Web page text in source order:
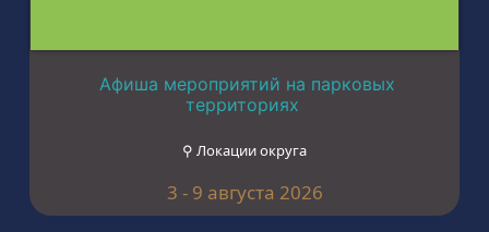
Афиша мероприятий на парковых
территориях
⚲ Локации округа
3 - 9 августа 2026